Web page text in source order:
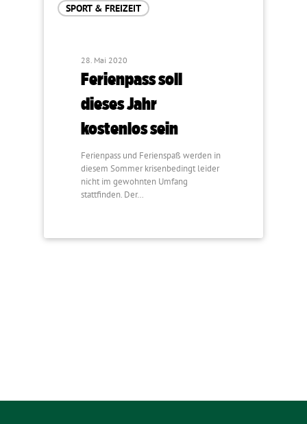
SPORT & FREIZEIT
28. Mai 2020
Ferienpass soll
dieses Jahr
kostenlos sein
Ferienpass und Ferienspaß werden in
diesem Sommer krisenbedingt leider
nicht im gewohnten Umfang
stattfinden. Der…